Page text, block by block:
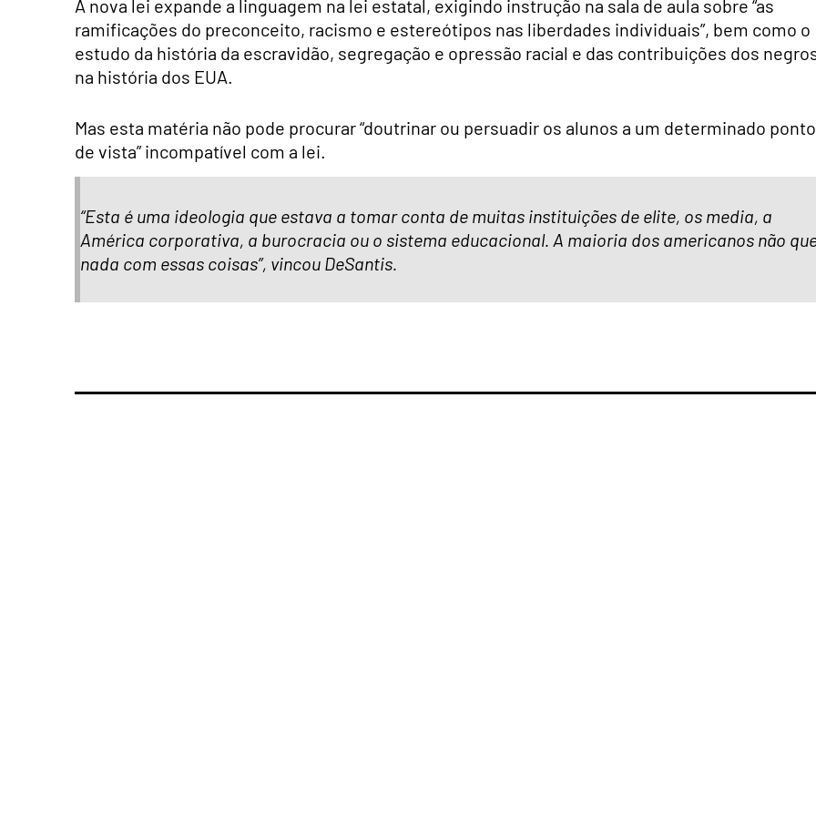
A nova lei expande a linguagem na lei estatal, exigindo instrução na sala de aula sobre “as
ramificações do preconceito, racismo e estereótipos nas liberdades individuais”, bem como o
estudo da história da escravidão, segregação e opressão racial e das contribuições dos
na história dos EUA.
Mas esta matéria não pode procurar “doutrinar ou persuadir os alunos a um determinado ponto
de vista” incompatível com a lei.
“Esta é uma ideologia que estava a tomar conta de muitas instituições de elite, os media, a
América corporativa, a burocracia ou o sistema educacional. A maioria dos americanos não
nada com essas coisas”, vincou DeSantis.